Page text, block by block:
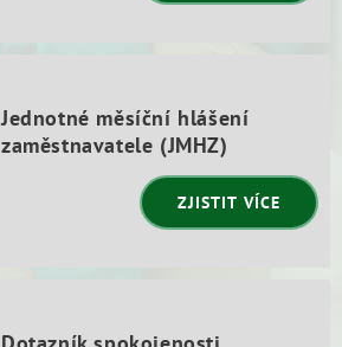
Jednotné měsíční hlášení
zaměstnavatele (JMHZ)
ZJISTIT VÍCE